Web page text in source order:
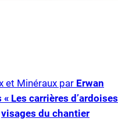
et Minéraux par Erwan
Les carrières d’ardoises
visages du chantier